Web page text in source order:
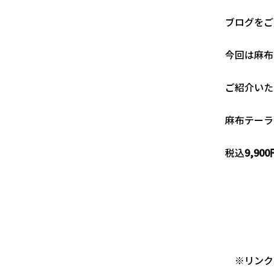
ブログを
今回は麻
ご紹介いた
麻布テーラ
税込9,900
※リンク